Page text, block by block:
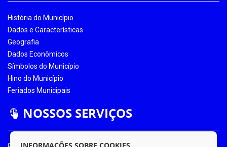
História do Município
Dados e Características
Geografia
Dados Econômicos
Símbolos do Município
Hino do Município
Feriados Municipais
NOSSOS SERVIÇOS